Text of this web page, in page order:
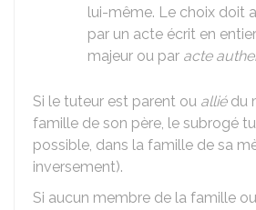
lui-même. Le choix doit
par un acte écrit en
majeur ou par acte
Si le tuteur est parent ou alliédu
famille de son père, le subrogé
possible, dans la famille de sa
inversement).
Si aucun membre de la famille